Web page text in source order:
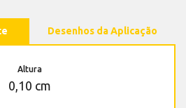
Desenhos da Aplicação
Altura
0,10 cm